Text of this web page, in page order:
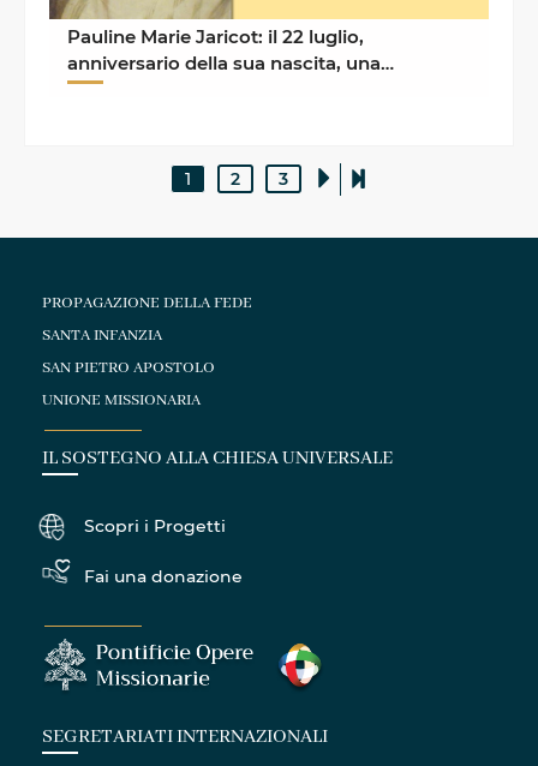
Pauline Marie Jaricot: il 22 luglio,
anniversario della sua nascita, una
celebrazione per dire ...
1 2 3
PROPAGAZIONE DELLA FEDE
SANTA INFANZIA
SAN PIETRO APOSTOLO
UNIONE MISSIONARIA
IL SOSTEGNO ALLA CHIESA UNIVERSALE
Scopri i Progetti
Fai una donazione
SEGRETARIATI INTERNAZIONALI